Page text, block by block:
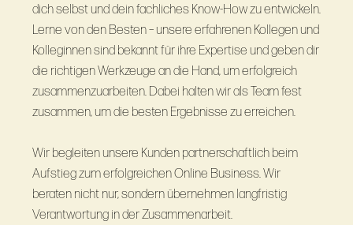
dich selbst und dein fachliches Know-How zu entwickeln.
Lerne von den Besten – unsere erfahrenen Kollegen und
Kolleginnen sind bekannt für ihre Expertise und geben dir
die richtigen Werkzeuge an die Hand, um erfolgreich
zusammenzuarbeiten. Dabei halten wir als Team fest
zusammen, um die besten Ergebnisse zu erreichen.
Wir begleiten unsere Kunden partnerschaftlich beim
Aufstieg zum erfolgreichen Online Business. Wir
beraten nicht nur, sondern übernehmen langfristig
Verantwortung in der Zusammenarbeit.